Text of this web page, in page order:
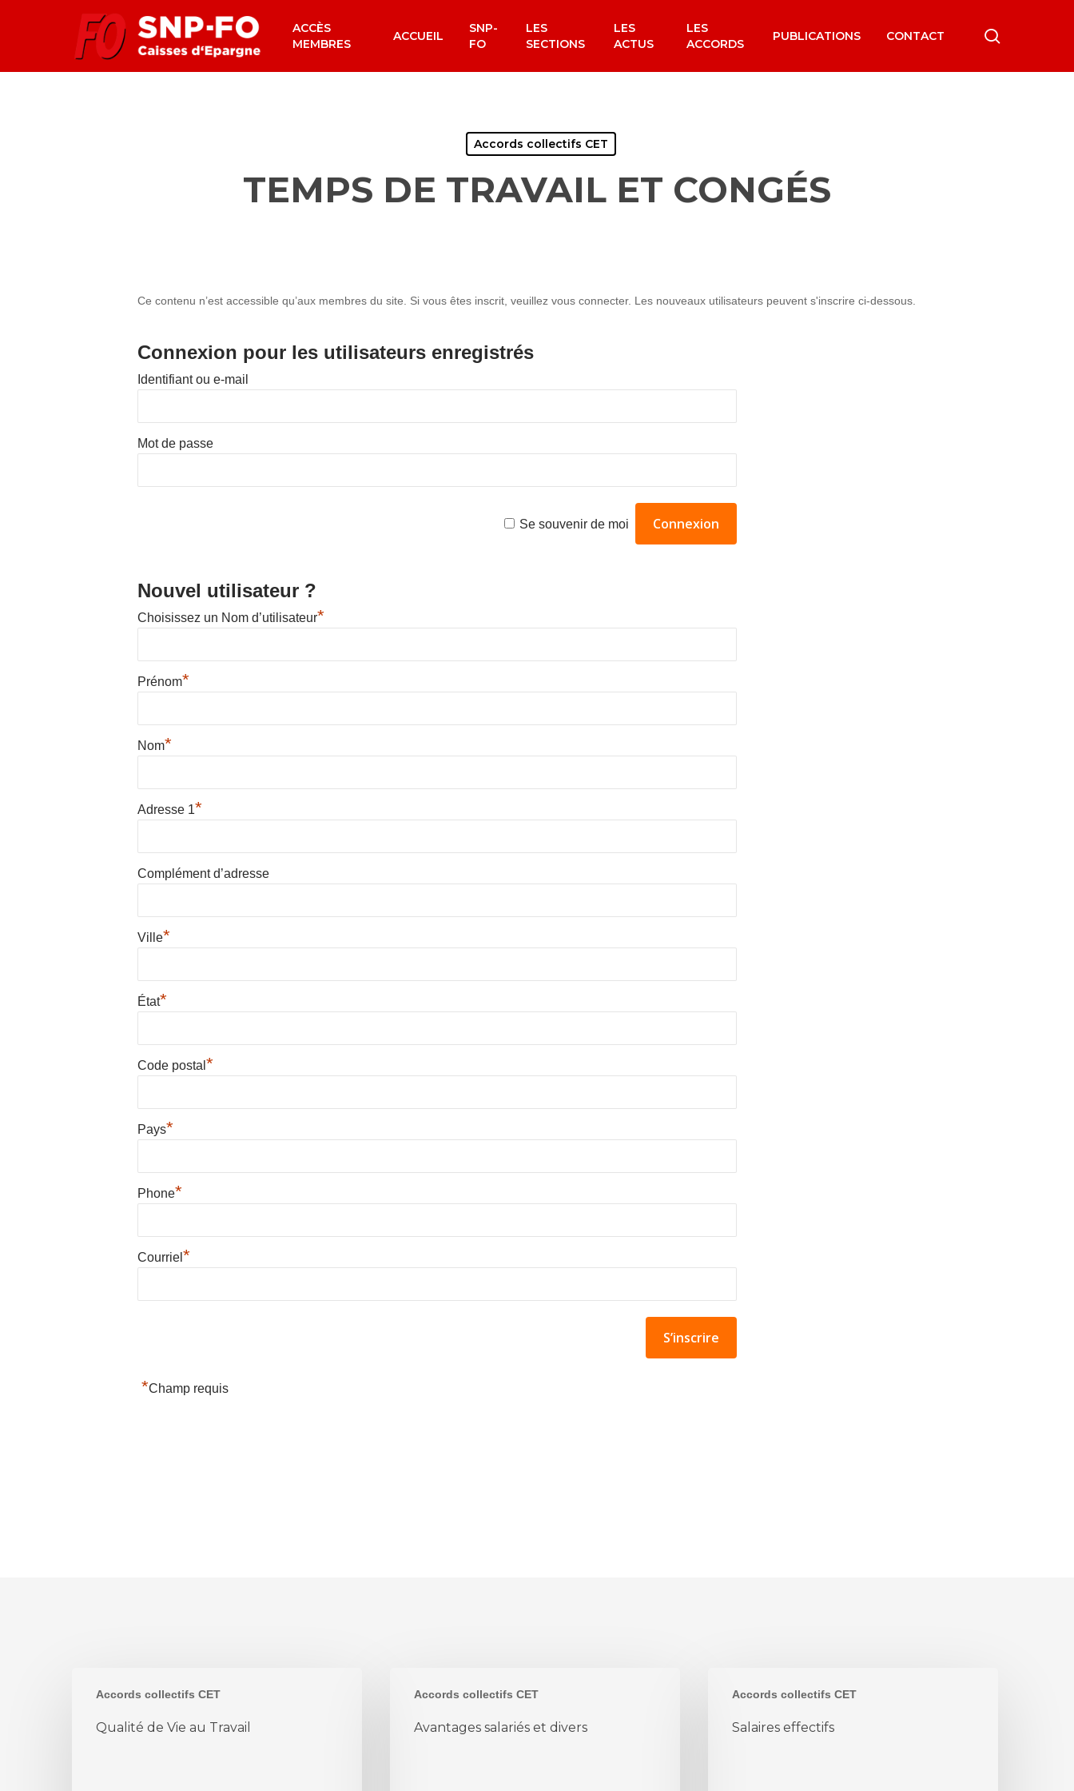
content
ACCÈS
MEMBRES
ACCUEIL
SNP-
FO
LES
SECTIONS
LES
ACTUS
LES
ACCORDS
PUBLICATIONS CONTACT
Accords collectifs CET
TEMPS DE TRAVAIL ET CONGÉS
Ce contenu n’est accessible qu’aux membres du site. Si vous êtes inscrit, veuillez vous connecter. Les nouveaux utilisateurs peuvent s'inscrire ci-dessous.
Connexion pour les utilisateurs enregistrés
Identifiant ou e-mail
Mot de passe
Se souvenir de moi
Nouvel utilisateur ?
Choisissez un Nom d’utilisateur*
Prénom*
Nom*
Adresse 1*
Complément d’adresse
Ville*
État*
Code postal *
Pays*
Phone*
Courriel *
*Champ requis
Accords collectifs CET
Qualité de Vie au Travail
Accords collectifs CET
salariés
Avantages salariés et divers
Accords collectifs CET
effectifs
Salaires effectifs